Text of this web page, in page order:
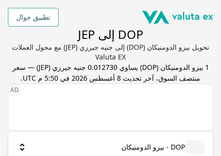
تطبيق جوال
DOP إلى JEP
تحويل بيزو الدومنيكان (DOP) إلى جنيه جيرزي (JEP) مع محول العملات
Valuta EX
1 بيزو الدومنيكان (
DOP) يساوي0.012730 جنيه جيرزي (
JEP) — سعر
منتصف السوق، آخر تحديث 8 أغسطس 2026 في 5:50 م UTC .
DOP - بيزو الدومنيكان